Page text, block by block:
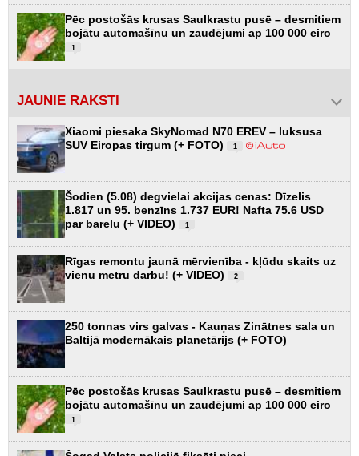
Pēc postošās krusas Saulkrastu pusē – desmitiem
bojātu automašīnu un zaudējumi ap 100 000 eiro
1
JAUNIE RAKSTI
Xiaomi piesaka SkyNomad N70 EREV – luksusa
SUV Eiropas tirgum (+ FOTO)
1
Šodien (5.08) degvielai akcijas cenas: Dīzelis
1.817 un 95. benzīns 1.737 EUR! Nafta 75.6 USD
par barelu (+ VIDEO)
1
Rīgas remontu jaunā mērvienība - kļūdu skaits uz
vienu metru darbu! (+ VIDEO)
2
250 tonnas virs galvas - Kauņas Zinātnes sala un
Baltijā modernākais planetārijs (+ FOTO)
Pēc postošās krusas Saulkrastu pusē – desmitiem
bojātu automašīnu un zaudējumi ap 100 000 eiro
1